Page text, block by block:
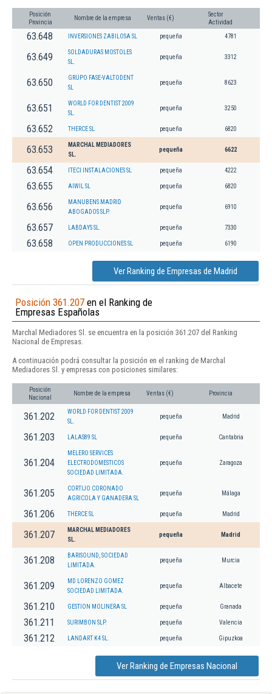
Posición
Provincia
Nombre de la empresa Ventas (€)
Sector
Actividad
63.648 INVERSIONES ZABILOSA SL pequeña 4781
63.649
SOLDADURAS MOSTOLES
SL.
pequeña 3312
63.650
GRUPO FASE-VALTODENT
SL
pequeña 8623
63.651
WORLD FOR DENTIST 2009
SL.
pequeña 3250
63.652 THERCE SL pequeña 6820
63.653
MARCHAL MEDIADORES
SL.
pequeña 6622
63.654 ITECI INSTALACIONES SL pequeña 4222
63.655 AIWIL SL pequeña 6820
63.656
MANUBENS MADRID
ABOGADOS SLP.
pequeña 6910
63.657 LABDAYS SL. pequeña 7330
63.658 OPEN PRODUCCIONES SL pequeña 6190
Ver Ranking de Empresas de Madrid
Posición 361.207 en el Ranking de
Empresas Españolas
Marchal Mediadores Sl. se encuentra en la posición 361.207 del Ranking
Nacional de Empresas.
A continuación podrá consultar la posición en el ranking de Marchal
Mediadores Sl. y empresas con posiciones similares:
Posición
Nacional
Nombre de la empresa Ventas (€) Provincia
361.202
WORLD FOR DENTIST 2009
SL.
pequeña Madrid
361.203 LALAS89 SL pequeña Cantabria
361.204
MELERO SERVICES
ELECTRODOMESTICOS
SOCIEDAD LIMITADA.
pequeña Zaragoza
361.205
CORTIJO CORONADO
AGRICOLA Y GANADERA SL
pequeña Málaga
361.206 THERCE SL pequeña Madrid
361.207
MARCHAL MEDIADORES
SL.
pequeña Madrid
361.208
BARISOUND, SOCIEDAD
LIMITADA.
pequeña Murcia
361.209
MD LORENZO GOMEZ
SOCIEDAD LIMITADA.
pequeña Albacete
361.210 GESTION MOLINERA SL pequeña Granada
361.211 SURIMBON SLP. pequeña Valencia
361.212 LANDART K4 SL. pequeña Gipuzkoa
Ver Ranking de Empresas Nacional